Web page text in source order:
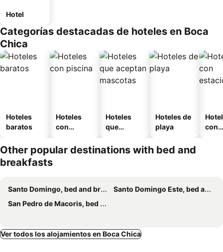
Hotel
Categorías destacadas de hoteles en Boca
Chica
Hoteles
baratos
Hoteles
con
Hoteles
que
mascotas
Hoteles de
playa
con
Other popular destinations with bed and
breakfasts
Santo Domingo, bed and breakfasts
Santo Domingo Este, bed and breakfasts
San Pedro de Macoris, bed and breakfasts
Ver todos los alojamientos en Boca Chica